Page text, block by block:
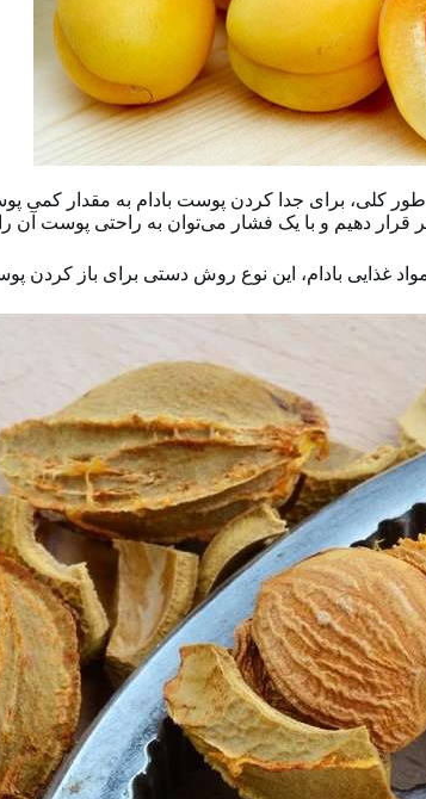
کلی، برای جدا کردن پوست بادام به مقدار کمی
قرار دهیم و با یک فشار می‌توان به راحتی پوست آن
غذایی بادام، این نوع روش دستی برای باز کردن